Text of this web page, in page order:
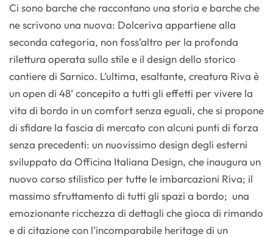
Ci sono barche che raccontano una storia e barche che
ne scrivono una nuova: Dolceriva appartiene alla
seconda categoria, non foss’altro per la profonda
rilettura operata sullo stile e il design dello storico
cantiere di Sarnico. L’ultima, esaltante, creatura Riva è
un open di 48’ concepito a tutti gli effetti per vivere la
vita di bordo in un comfort senza eguali, che si propone
di sfidare la fascia di mercato con alcuni punti di forza
senza precedenti: un nuovissimo design degli esterni
sviluppato da Officina Italiana Design, che inaugura un
nuovo corso stilistico per tutte le imbarcazioni Riva; il
massimo sfruttamento di tutti gli spazi a bordo; una
emozionante ricchezza di dettagli che gioca di rimando
e di citazione con l’incomparabile heritage di un